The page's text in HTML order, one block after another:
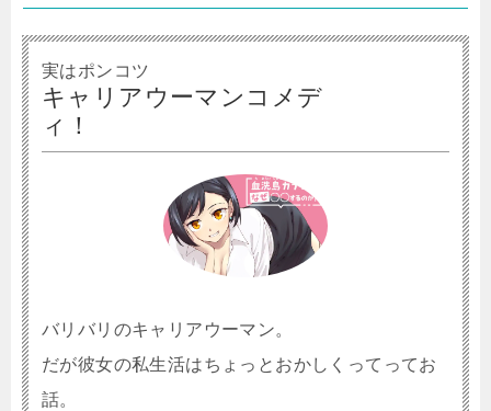
実はポンコツ
キャリアウーマンコメデ
ィ！
バリバリのキャリアウーマン。
だが彼女の私生活はちょっとおかしくってってお
話。